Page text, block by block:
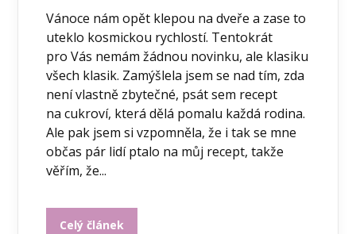
Vánoce nám opět klepou na dveře a zase to
uteklo kosmickou rychlostí. Tentokrát
pro Vás nemám žádnou novinku, ale klasiku
všech klasik. Zamýšlela jsem se nad tím, zda
není vlastně zbytečné, psát sem recept
na cukroví, která dělá pomalu každá rodina.
Ale pak jsem si vzpomněla, že i tak se mne
občas pár lidí ptalo na můj recept, takže
věřím, že...
Celý článek